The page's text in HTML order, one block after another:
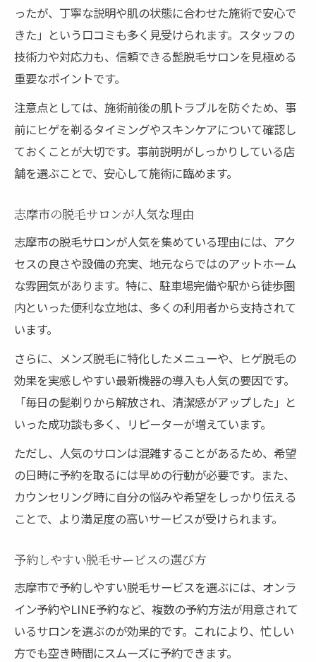
ったが、丁寧な説明や肌の状態に合わせた施術で安心で
きた」という口コミも多く見受けられます。スタッフの
技術力や対応力も、信頼できる髭脱毛サロンを見極める
重要なポイントです。
注意点としては、施術前後の肌トラブルを防ぐため、事
前にヒゲを剃るタイミングやスキンケアについて確認し
ておくことが大切です。事前説明がしっかりしている店
舗を選ぶことで、安心して施術に臨めます。
志摩市の脱毛サロンが人気な理由
志摩市の脱毛サロンが人気を集めている理由には、アク
セスの良さや設備の充実、地元ならではのアットホーム
な雰囲気があります。特に、駐車場完備や駅から徒歩圏
内といった便利な立地は、多くの利用者から支持されて
います。
さらに、メンズ脱毛に特化したメニューや、ヒゲ脱毛の
効果を実感しやすい最新機器の導入も人気の要因です。
「毎日の髭剃りから解放され、清潔感がアップした」と
いった成功談も多く、リピーターが増えています。
ただし、人気のサロンは混雑することがあるため、希望
の日時に予約を取るには早めの行動が必要です。また、
カウンセリング時に自分の悩みや希望をしっかり伝える
ことで、より満足度の高いサービスが受けられます。
予約しやすい脱毛サービスの選び方
志摩市で予約しやすい脱毛サービスを選ぶには、オンラ
イン予約やLINE予約など、複数の予約方法が用意されて
いるサロンを選ぶのが効果的です。これにより、忙しい
方でも空き時間にスムーズに予約できます。